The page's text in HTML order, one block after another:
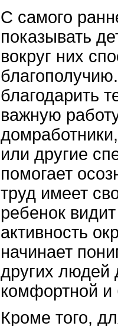
С самого
показывать
вокруг них
благодарить
важную
или другие
помогает
труд имеет
ребенок
активность
начинает
других людей
комфортной и
Кроме того,